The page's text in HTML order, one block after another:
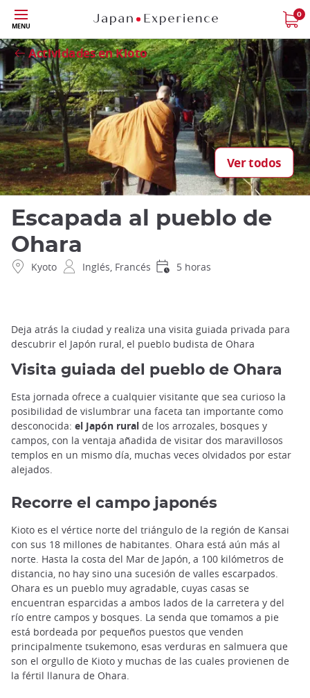
Tamaño
MENU
0
Actividades en Kioto
Ver todos
Close
Escapada al pueblo de
Ohara
Kyoto Inglés, Francés 5 horas
Deja atrás la ciudad y realiza una visita guiada privada para
descubrir el Japón rural, el pueblo budista de Ohara
Visita guiada del pueblo de Ohara
Esta jornada ofrece a cualquier visitante que sea curioso la
posibilidad de vislumbrar una faceta tan importante como
desconocida: el Japón rural de los arrozales, bosques y
campos, con la ventaja añadida de visitar dos maravillosos
templos en un mismo día, muchas veces olvidados por estar
alejados.
Recorre el campo japonés
Kioto es el vértice norte del triángulo de la región de Kansai
con sus 18 millones de habitantes. Ohara está aún más al
norte. Hasta la costa del Mar de Japón, a 100 kilómetros de
distancia, no hay sino una sucesión de valles escarpados.
Ohara es un pueblo muy agradable, cuyas casas se
encuentran esparcidas a ambos lados de la carretera y del
río entre campos y bosques. La senda que tomamos a pie
está bordeada por pequeños puestos que venden
principalmente tsukemono, esas verduras en salmuera que
son el orgullo de Kioto y muchas de las cuales provienen de
la fértil llanura de Ohara.